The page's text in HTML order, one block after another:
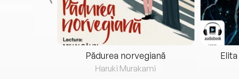
Pădurea norvegiană
Haruki Murakami